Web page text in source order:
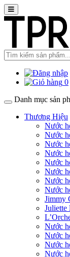
0
Danh mục sản
Thương Hiệu
Nước
Nước
Nước
Nước
Nước
Nước
Nước
Nước
Jimmy
Juliette
Nước
Nước
Nước
Nước